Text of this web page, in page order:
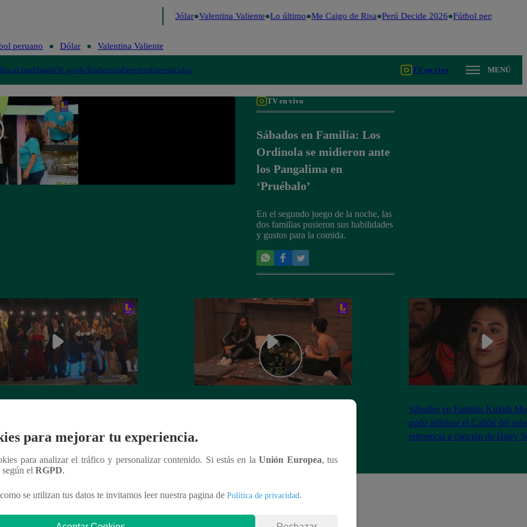
Dólar Valentina Valiente Lo último Me Caigo de Risa Perú Decide 2026 Fútbol peruano
peruano Dólar Valentina Valiente
LimaMundoTe ayudoTendenciasDeportesEspectáculos TV en vivo MENÚ
TV en vivo
Sábados en Familia: Los
Ordinola se midieron ante
los Pangalima en
‘Pruébalo’
En el segundo juego de la noche, las
dos familias pusieron sus habilidades
y gustos para la comida.
¿Cómo le fue a la actriz en juego
Sábados en Familia: Kukuli
pudo adivinar el Cañón del
referencia a canción de Harry
para mejorar tu experiencia.
para analizar el tráfico y personalizar contenido. Si estás en laUnión Europea, tus
según el RGPD.
se utilizan tus datos te invitamos leer nuestra pagina de Política de privacidad.